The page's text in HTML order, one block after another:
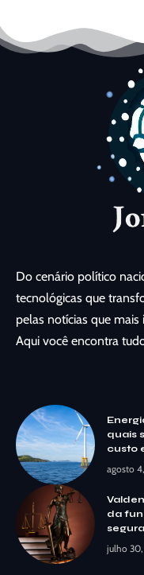
Do cenário político
tecnológicas que
pelas notícias que
Aqui você encontra
quais
custo
agosto
da
julho